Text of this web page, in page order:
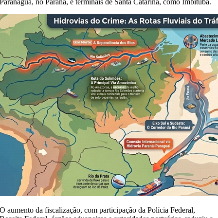
Paranaguá, no Paraná, e terminais de Santa Catarina, como Imbituba.
O aumento da fiscalização, com participação da Polícia Federal,